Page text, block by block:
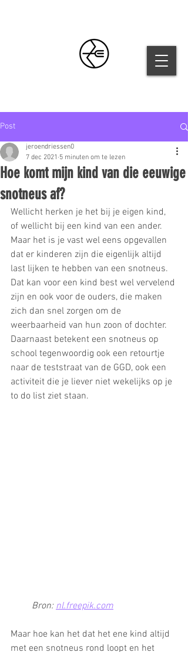
Post
Hoe komt mijn kind van die eeuwige
snotneus af?
jeroendriessen0
7 dec 2021 5 minuten om te lezen
Wellicht herken je het bij je eigen kind,
of wellicht bij een kind van een ander.
Maar het is je vast wel eens opgevallen
dat er kinderen zijn die eigenlijk altijd
last lijken te hebben van een snotneus.
Dat kan voor een kind best wel vervelend
zijn en ook voor de ouders, die maken
zich dan snel zorgen om de
weerbaarheid van hun zoon of dochter.
Daarnaast betekent een snotneus op
school tegenwoordig ook een retourtje
naar de teststraat van de GGD, ook een
activiteit die je liever niet wekelijks op je
to do list ziet staan.
Bron: nl.freepik.com
Maar hoe kan het dat het ene kind altijd
met een snotneus rond loopt en het